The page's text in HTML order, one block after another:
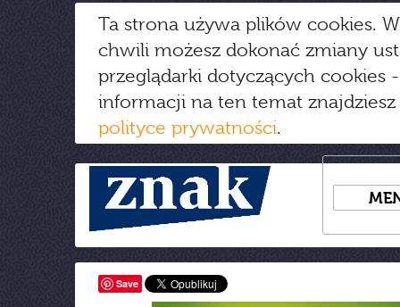
Ta strona używa plików cookies.
chwili możesz dokonać zmiany
przeglądarki dotyczących cookies
informacji na ten temat
polityce prywatności.
Save